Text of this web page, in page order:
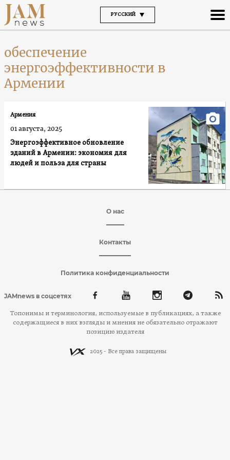
РУССКИЙ
обеспечение
энергоэффективности в
Армении
Энергоэффективное обновление
зданий в Армении: экономия для
людей и польза для страны
Армения
01 августа, 2025
О нас
Контакты
Политика конфиденциальности
JAMnews в соцсетях
Топонимы и терминология, используемые в публикациях, а также
содержащиеся в них взгляды и мнения не обязательно отражают
позицию издателя
2025 - Все права защищены